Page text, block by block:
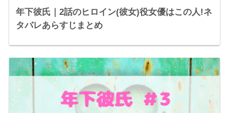
年下彼氏｜2話のヒロイン(彼女)役女優はこの人!ネ
タバレあらすじまとめ